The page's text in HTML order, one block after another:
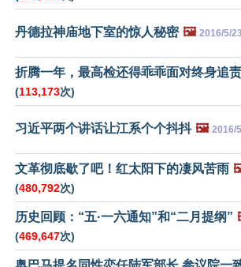
丹德拉神庙地下室的惊人秘密 🖼️ 2016/5/23
折腾一年，最高检还得乖乖面对终身追
(113,173次)
习近平两个讲话让江系个个抖抖 🖼️ 2016/
文革彻底歇了吧！红太阳下的凄风苦雨
(480,792次)
历史回顾：“五·一六通知”和“二月提纲”
(469,647次)